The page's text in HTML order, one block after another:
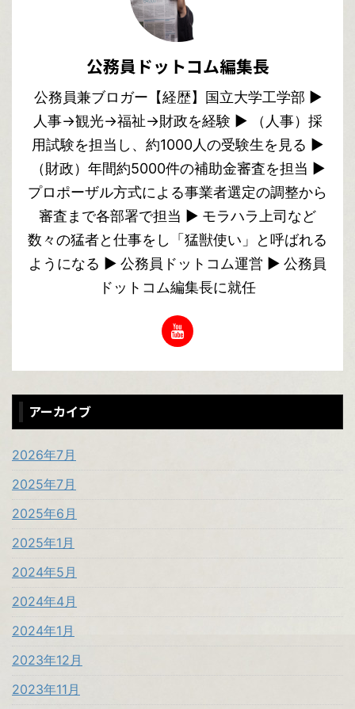
公務員ドットコム編集長
公務員兼ブロガー【経歴】国立大学工学部 ▶︎
人事→観光→福祉→財政を経験 ▶︎ （人事）採
用試験を担当し、約1000人の受験生を見る ▶︎
（財政）年間約5000件の補助金審査を担当 ▶︎
プロポーザル方式による事業者選定の調整から
審査まで各部署で担当 ▶︎ モラハラ上司など
数々の猛者と仕事をし「猛獣使い」と呼ばれる
ようになる ▶︎ 公務員ドットコム運営 ▶︎ 公務員
ドットコム編集長に就任
アーカイブ
2026年7月
2025年7月
2025年6月
2025年1月
2024年5月
2024年4月
2024年1月
2023年12月
2023年11月